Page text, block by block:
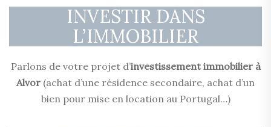
INVESTIR DANS
L’IMMOBILIER
Parlons de votre projet d’investissement immobilier à
Alvor (achat d’une résidence secondaire, achat d’un
bien pour mise en location au Portugal…)